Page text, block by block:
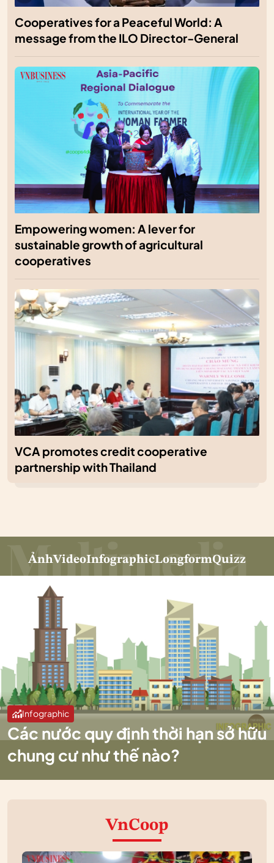
Cooperatives for a Peaceful World: A
message from the ILO Director-General
Empowering women: A lever for
sustainable growth of agricultural
cooperatives
VCA promotes credit cooperative
partnership with Thailand
ẢnhVideoInfographicLongformQuizz
Infographic
Các nước quy định thời hạn sở hữu
chung cư như thế nào?
VnCoop